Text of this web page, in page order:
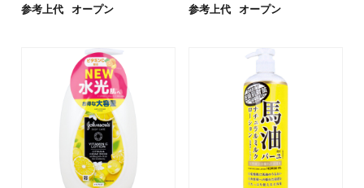
参考上代 オープン 参考上代 オープン